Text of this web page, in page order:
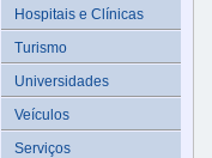
Hospitais e Clínicas
Turismo
Universidades
Veículos
Serviços